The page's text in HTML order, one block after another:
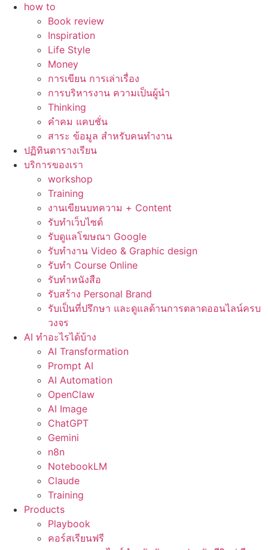
how to
Book review
Inspiration
Life Style
Money
การเขียน การเล่าเรื่อง
การบริหารงาน ความเป็นผู้นำ
Thinking
คำคม แคบชั่น
สาระ ข้อมูล สำหรับคนทำงาน
ปฏิทินตารางเรียน
บริการของเรา
workshop
Training
งานเขียนบทความ + Content
รับทำเว็บไซต์
รับดูแลโฆษณา Google
รับทำงาน Video & Graphic design
รับทำ Course Online
รับทำหนังสือ
รับสร้าง Personal Brand
รับเป็นที่ปรึกษา และดูแลด้านการตลาดออนไลน์ครบ
วงจร
AI ทำอะไรได้บ้าง
AI Transformation
Prompt AI
AI Automation
OpenClaw
AI Image
ChatGPT
Gemini
n8n
NotebookLM
Claude
Training
Products
Playbook
คอร์สเรียนฟรี